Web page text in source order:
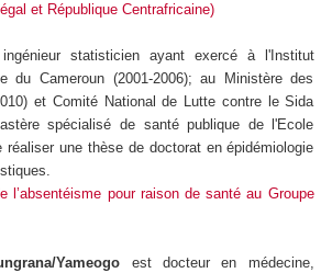
et République Centrafricaine)
statisticien ayant exercé à l'Institut
du Cameroun (2001-2006); au Ministère des
et Comité National de Lutte contre le Sida
spécialisé de santé publique de l'Ecole
réaliser une thèse de doctorat en épidémiologie
l’absentéisme pour raison de santé au Groupe
Yameogo est docteur en médecine,